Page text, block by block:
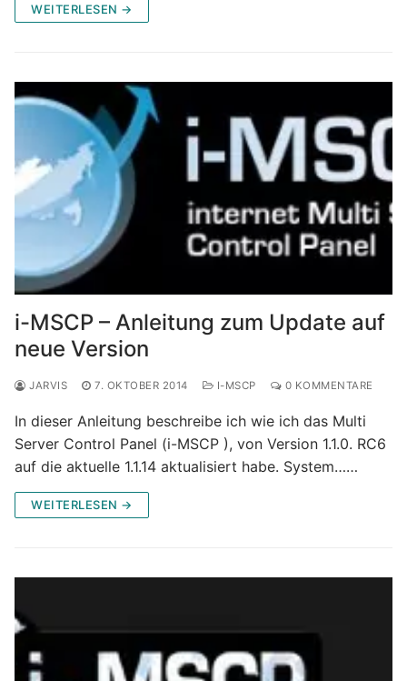
WEITERLESEN →
i-MSCP – Anleitung zum Update auf
neue Version
JARVIS 7. OKTOBER 2014 I-MSCP 0 KOMMENTARE
In dieser Anleitung beschreibe ich wie ich das Multi
Server Control Panel (i-MSCP ), von Version 1.1.0. RC6
auf die aktuelle 1.1.14 aktualisiert habe. System……
WEITERLESEN →